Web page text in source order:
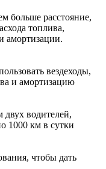
больше расстояние,
топлива,
амортизации.
вездеходы,
и амортизацию
двух водителей,
1000 км в сутки
чтобы дать